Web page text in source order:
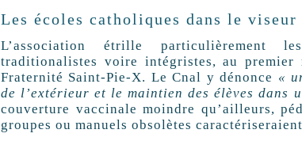
Les écoles catholiques dans le viseur
L’association étrille particulièrement
traditionalistes voire intégristes, au
Fraternité Saint-Pie-X. Le Cnal y dénonce «
de l’extérieur et le maintien des élèves dans
couverture vaccinale moindre qu’ailleurs,
groupes ou manuels obsolètes